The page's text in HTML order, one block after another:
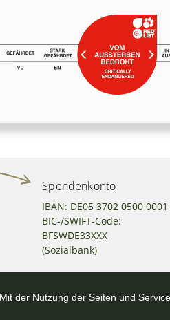
der Nutzung der Seiten und
Spendenkonto
IBAN: DE05 3702 0500 0001
BIC-/SWIFT-Code:
BFSWDE33XXX
(Sozialbank)